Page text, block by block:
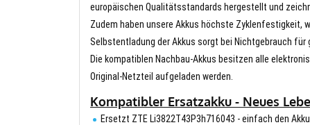
europäischen Qualitätsstandards hergestellt und
Zudem haben unsere Akkus höchste Zyklenfestigkeit,
Selbstentladung der Akkus sorgt bei Nichtgebrauch für
Die kompatiblen Nachbau-Akkus besitzen alle
Original-Netzteil aufgeladen werden.
Kompatibler Ersatzakku - Neues
Ersetzt ZTE Li3822T43P3h716043 - einfach den